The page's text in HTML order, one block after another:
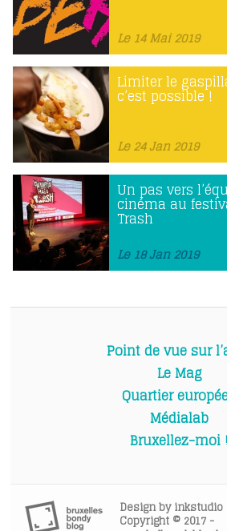
Le 14 Mai 2019
Limiter le
c’est possible !
Le 24 Jan 2019
Un pas vers
cinéma au
Trash
Le 18 Jan 2019
Point de vue sur
Le Mag
Quartier
Médialab
Bruxellez-moi !
Design byinkstudio
Copyright © 2017 -